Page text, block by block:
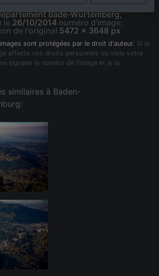
quartier Ebersteinburg in Baden-
Bade-Wurtemberg,
le 26/10/2014 numéro d'image:
de l'original 5472 x 3648 px
sont protégées par le droit d'auteur. Si la
affecte vos droits personnels ou viole votre
signaler le numéro de l'image et je la
similaires à Baden-